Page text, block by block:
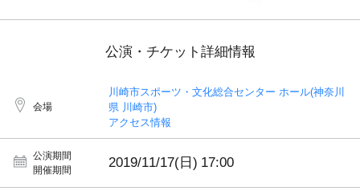
公演・チケット詳細情報
会場
川崎市スポーツ・文化総合センター ホール(神奈川
県 川崎市)
アクセス情報
公演期間
開催期間
2019/11/17(日) 17:00